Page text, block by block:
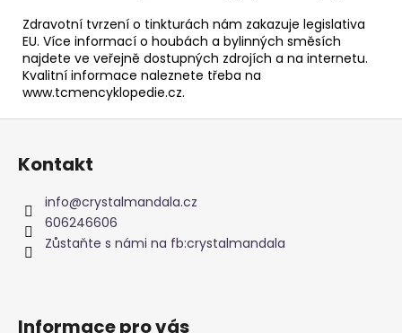
Zdravotní tvrzení o tinkturách nám zakazuje legislativa
EU. Více informací o houbách a bylinných směsích
najdete ve veřejně dostupných zdrojích a na internetu.
Kvalitní informace naleznete třeba na
www.tcmencyklopedie.cz.
Z
Kontakt
info@crystalmandala.cz
606246606
Zůstaňte s námi na fb:crystalmandala
Informace pro vás